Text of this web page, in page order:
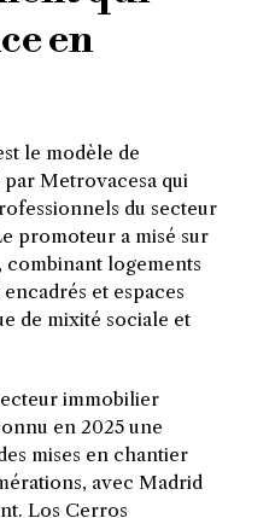
en
le modèle de
Metrovacesa qui
du secteur
promoteur a misé sur
logements
et espaces
de mixité sociale et
immobilier
en 2025 une
mises en chantier
avec Madrid
Los Cerros